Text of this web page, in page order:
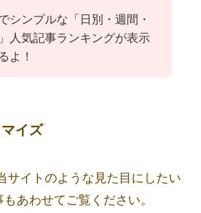
シンプルな「日別・週間・
人気記事ランキングが表示
よ！
イズ
サイトのような見た目にしたい
あわせてご覧ください。